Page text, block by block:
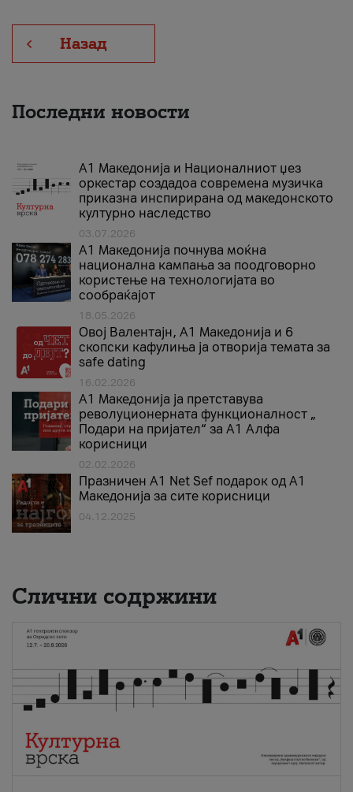
Назад
Последни новости
А1 Македонија и Националниот џез
оркестар создадоа современа музичка
приказна инспирирана од македонското
културно наследство
03.07.2026
A1 Македонија почнува моќна
национална кампања за поодговорно
користење на технологијата во
сообраќајот
18.05.2026
Овој Валентајн, A1 Македонија и 6
скопски кафулиња ја отворија темата за
safe dating
16.02.2026
А1 Македонија ја претставува
револуционерната функционалност „
Подари на пријател“ за А1 Алфа
корисници
02.02.2026
Празничен A1 Net Sеf подарок од А1
Македонија за сите корисници
04.12.2025
Слични содржини